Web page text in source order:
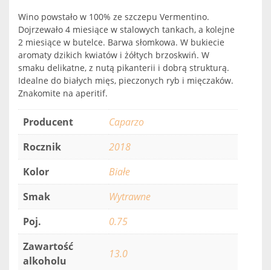
Wino powstało w 100% ze szczepu Vermentino.
Dojrzewało 4 miesiące w stalowych tankach, a kolejne
2 miesiące w butelce. Barwa słomkowa. W bukiecie
aromaty dzikich kwiatów i żółtych brzoskwiń. W
smaku delikatne, z nutą pikanterii i dobrą strukturą.
Idealne do białych mięs, pieczonych ryb i mięczaków.
Znakomite na aperitif.
Producent
Caparzo
Rocznik
2018
Kolor
Białe
Smak
Wytrawne
Poj.
0.75
Zawartość
alkoholu
13.0